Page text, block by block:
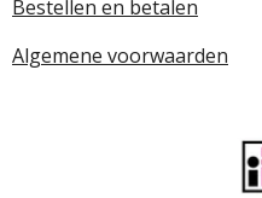
Bestellen en betalen
Algemene voorwaarden